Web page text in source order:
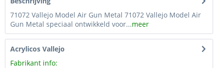
71072 Vallejo Model Air Gun Metal 71072 Vallejo Model Air
Gun Metal speciaal ontwikkeld voor...meer
Acrylicos Vallejo
Fabrikant info: